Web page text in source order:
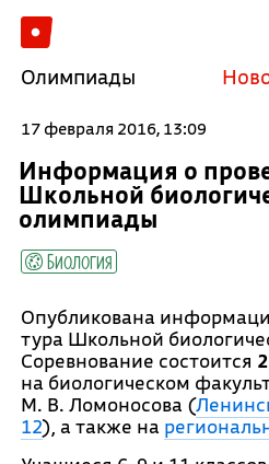
Олимпиады
17 февраля 2016, 13:09
Информация о
Школьной
олимпиады
Биология
Опубликована
тура Школьной
Соревнование состоится
на биологическом
М. В. Ломоносова (
12), а также на